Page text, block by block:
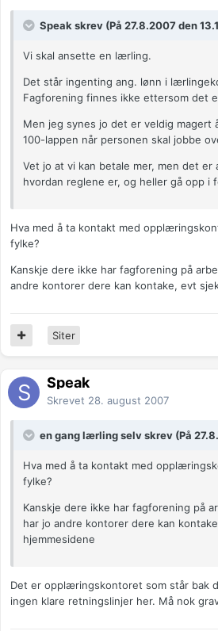
Speak skrev (På 27.8.2007 den
Vi skal ansette en lærling.
Det står ingenting ang. lønn i
Fagforening finnes ikke ettersom det
Men jeg synes jo det er veldig magert
100-lappen når personen skal jobbe
Vet jo at vi kan betale mer, men det er
hvordan reglene er, og heller gå opp i
Hva med å ta kontakt med
fylke?
Kanskje dere ikke har fagforening på
andre kontorer dere kan kontake, evt
Siter
Speak
Skrevet 28. august 2007
en gang lærling selv skrev (På
Hva med å ta kontakt med
fylke?
Kanskje dere ikke har fagforening på
har jo andre kontorer dere kan
hjemmesidene
Det er opplæringskontoret som står bak
ingen klare retningslinjer her. Må nok